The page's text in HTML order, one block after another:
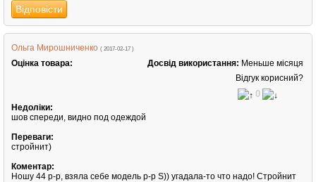
Відповісти
Ольга Мирошниченко ( 2017-02-17 )
Оцінка товара: Досвід використання: Меньше місяця
Відгук корисний?
0
Недоліки:
шов спереди, видно под одеждой
Переваги:
стройнит)
Коментар:
Ношу 44 р-р, взяла себе модель р-р S)) угадала-то что надо! Стройнит